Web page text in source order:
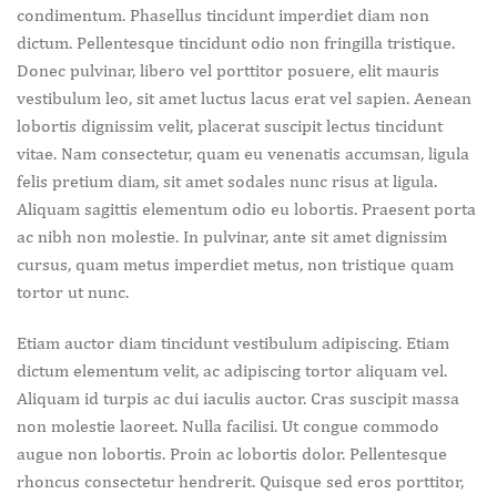
condimentum. Phasellus tincidunt imperdiet diam non
dictum. Pellentesque tincidunt odio non fringilla tristique.
Donec pulvinar, libero vel porttitor posuere, elit mauris
vestibulum leo, sit amet luctus lacus erat vel sapien. Aenean
lobortis dignissim velit, placerat suscipit lectus tincidunt
vitae. Nam consectetur, quam eu venenatis accumsan, ligula
felis pretium diam, sit amet sodales nunc risus at ligula.
Aliquam sagittis elementum odio eu lobortis. Praesent porta
ac nibh non molestie. In pulvinar, ante sit amet dignissim
cursus, quam metus imperdiet metus, non tristique quam
tortor ut nunc.
Etiam auctor diam tincidunt vestibulum adipiscing. Etiam
dictum elementum velit, ac adipiscing tortor aliquam vel.
Aliquam id turpis ac dui iaculis auctor. Cras suscipit massa
non molestie laoreet. Nulla facilisi. Ut congue commodo
augue non lobortis. Proin ac lobortis dolor. Pellentesque
rhoncus consectetur hendrerit. Quisque sed eros porttitor,